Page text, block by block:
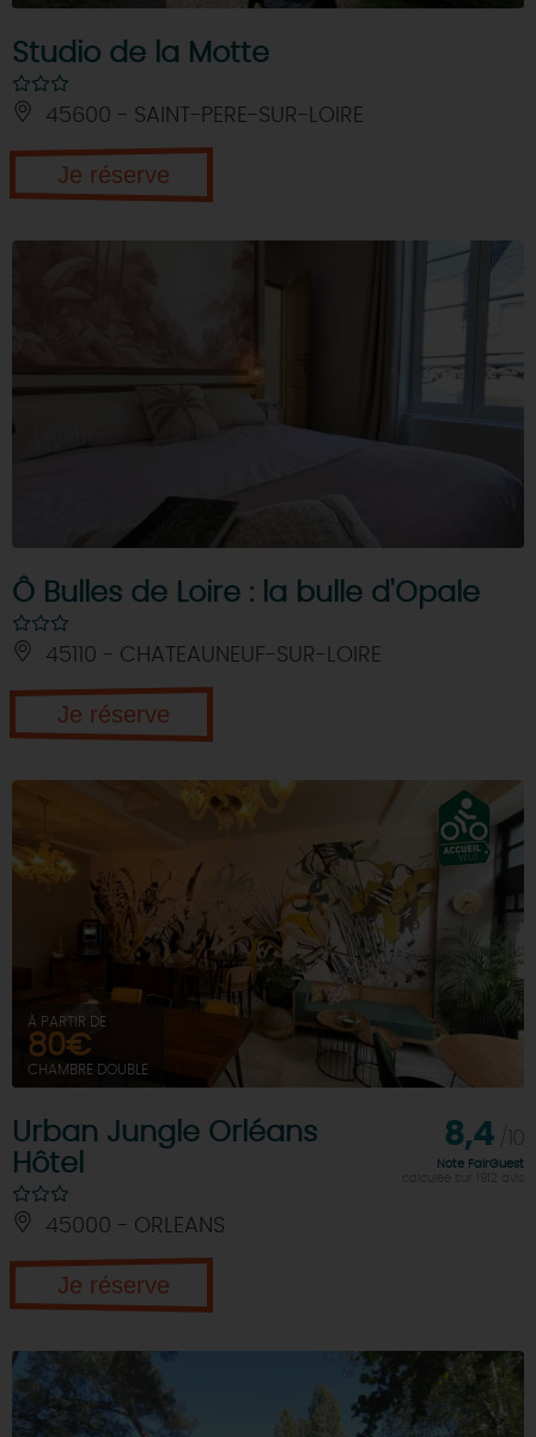
Studio de la Motte
45600 - SAINT-PERE-SUR-LOIRE
Je réserve
Ô Bulles de Loire : la bulle d'Opale
45110 - CHATEAUNEUF-SUR-LOIRE
Je réserve
À PARTIR DE
80€
CHAMBRE DOUBLE
Urban Jungle Orléans
Hôtel
45000 - ORLEANS
8,4
Note FairGuest
Je réserve